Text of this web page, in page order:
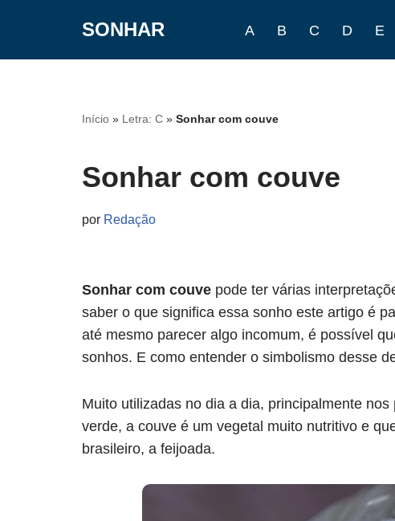
SONHAR A B C D E
Início » Letra: C » Sonhar com couve
Sonhar com couve
por Redação
Sonhar com couve pode ter várias
saber o que significa essa sonho este artigo é
até mesmo parecer algo incomum, é possível
sonhos. E como entender o simbolismo desse
Muito utilizadas no dia a dia, principalmente
verde, a couve é um vegetal muito nutritivo e
brasileiro, a feijoada.